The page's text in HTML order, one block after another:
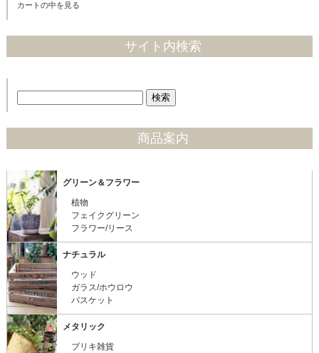
カートの中を見る
サイト内検索
商品案内
グリーン＆フラワー
植物
フェイクグリーン
フラワー/リース
ナチュラル
ウッド
ガラス/ホウロウ
バスケット
メタリック
ブリキ雑貨